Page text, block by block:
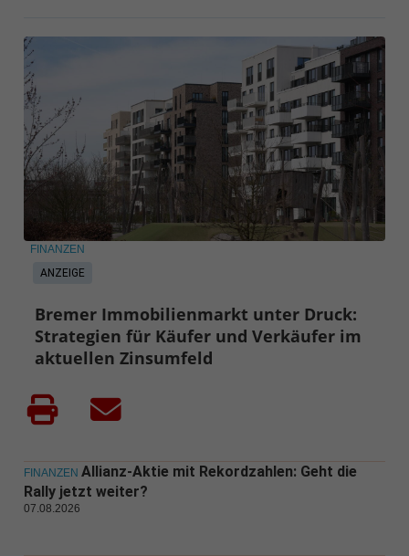
ANZEIGE
FINANZEN
Bremer Immobilienmarkt unter Druck:
Strategien für Käufer und Verkäufer im
aktuellen Zinsumfeld
FINANZEN Allianz-Aktie mit Rekordzahlen: Geht die
Rally jetzt weiter?
07.08.2026